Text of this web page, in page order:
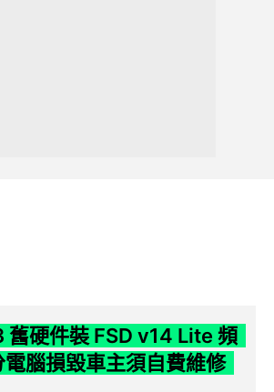
舊硬件裝 FSD v14 Lite 頻
腦損毀車主須自費維修